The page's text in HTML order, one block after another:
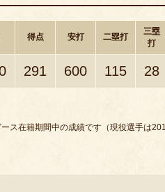
得点 安打 二塁打
三塁
打
291 600 115 28
ス在籍期間中の成績です（現役選手は